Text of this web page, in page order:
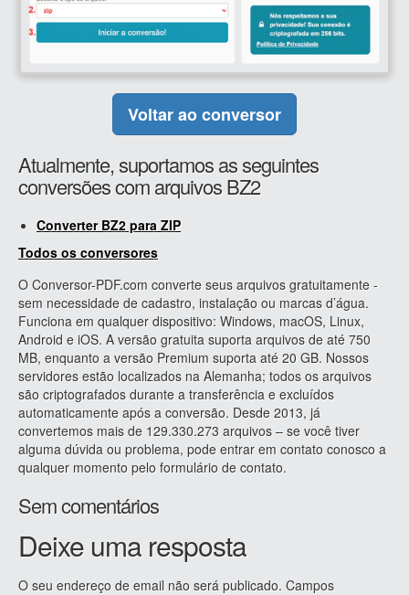
Voltar ao conversor
Atualmente, suportamos as seguintes
conversões com arquivos BZ2
Converter BZ2 para ZIP
Todos os conversores
O Conversor-PDF.com converte seus arquivos gratuitamente -
sem necessidade de cadastro, instalação ou marcas d’água.
Funciona em qualquer dispositivo: Windows, macOS, Linux,
Android e iOS. A versão gratuita suporta arquivos de até 750
MB, enquanto a versão Premium suporta até 20 GB. Nossos
servidores estão localizados na Alemanha; todos os arquivos
são criptografados durante a transferência e excluídos
automaticamente após a conversão. Desde 2013, já
convertemos mais de 129.330.273 arquivos – se você tiver
alguma dúvida ou problema, pode entrar em contato conosco a
qualquer momento pelo formulário de contato.
Sem comentários
Deixe uma resposta
O seu endereço de email não será publicado. Campos